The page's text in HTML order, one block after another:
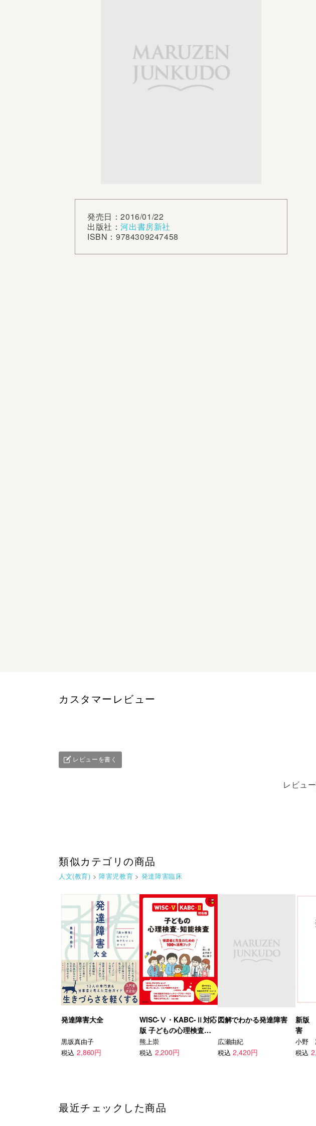
発売日：2016/01/22
出版社：河出書房新社
ISBN：9784309247458
カスタマーレビュー
レビューを書く
レビュ
類似カテゴリの商品
人文(教育) > 障害児教育 > 発達障害臨床
発達障害大全
黒坂真由子
税込 2,860円
WISC-Ⅴ・KABC-Ⅱ対応
版 子どもの心理検査・
知能検査
熊上崇
税込 2,200円
図解でわかる発達障害
広瀬由紀
税込 2,420円
新版
害
小野
税込
最近チェックした商品